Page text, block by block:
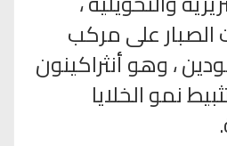
الصبار على مركب
، وهو أنثراكينون
نمو الخلايا